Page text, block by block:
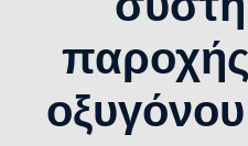
παροχής